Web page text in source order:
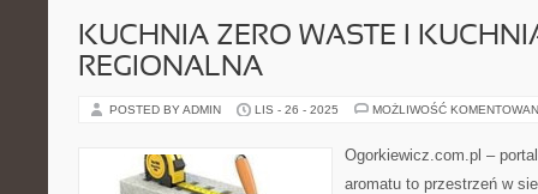
KUCHNIA ZERO WASTE I
REGIONALNA
POSTED BY ADMIN LIS - 26 - 2025 MOŻLIWOŚĆ
Ogorkiewicz.com.pl –
aromatu to przestrzeń w